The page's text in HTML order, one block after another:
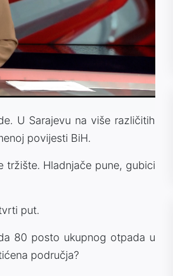
U Sarajevu na više različitih
povijesti BiH.
tržište. Hladnjače pune, gubici
put.
80 posto ukupnog otpada u
područja?